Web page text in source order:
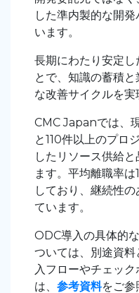
した準内製的な開
います。
長期にわたり安定し
とで、知識の蓄積
な改善サイクルを実
CMC Japanでは、
と110件以上のプロ
したリソース供給
ます。平均離職率
しており、継続性
ています。
ODC導入の具体的
ついては、別途資
入フローやチェッ
は、 参考資料をご参